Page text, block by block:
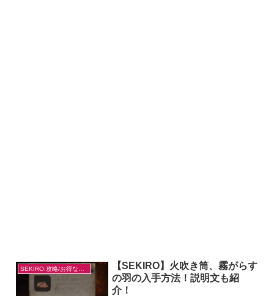
【SEKIRO】火吹き筒、霧がらす
の羽の入手方法！説明文も紹
介！